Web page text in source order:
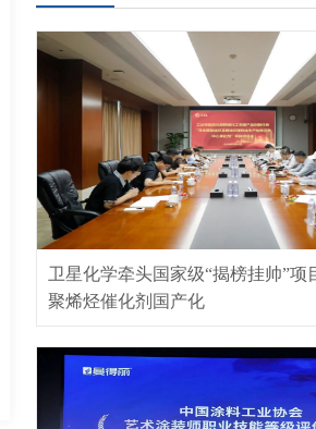
卫星化学牵头国家级“揭榜挂帅”项
聚烯烃催化剂国产化